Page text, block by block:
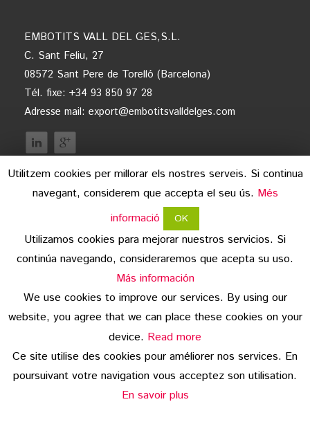
EMBOTITS VALL DEL GES,S.L.
C. Sant Feliu, 27
08572 Sant Pere de Torelló (Barcelona)
Tél. fixe: +34 93 850 97 28
Adresse mail: export@embotitsvalldelges.com
protection des données
© 2026 Embotits Vall del Ges S.L.
Utilitzem cookies per millorar els nostres serveis. Si continua
navegant, considerem que accepta el seu ús. Més
informació
OK
Utilizamos cookies para mejorar nuestros servicios. Si
continúa navegando, consideraremos que acepta su uso.
Más información
We use cookies to improve our services. By using our
website, you agree that we can place these cookies on your
device. Read more
Ce site utilise des cookies pour améliorer nos services. En
poursuivant votre navigation vous acceptez son utilisation.
En savoir plus